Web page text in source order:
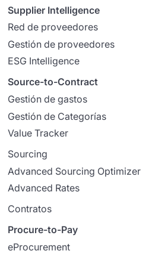
Supplier Intelligence
Red de proveedores
Gestión de proveedores
ESG Intelligence
Source-to-Contract
Gestión de gastos
Gestión de Categorías
Value Tracker
Sourcing
Advanced Sourcing Optimizer
Advanced Rates
Contratos
Procure-to-Pay
eProcurement